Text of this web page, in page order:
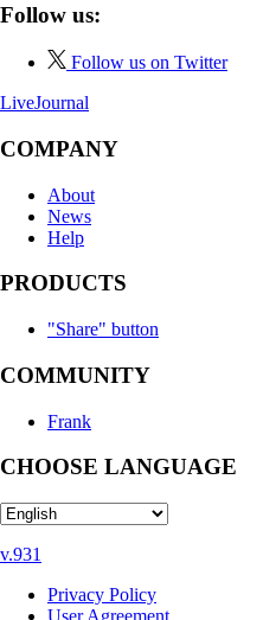
Follow us:
Follow us on Twitter
LiveJournal
COMPANY
About
News
Help
PRODUCTS
"Share" button
COMMUNITY
Frank
CHOOSE LANGUAGE
v.931
Privacy Policy
User Agreement